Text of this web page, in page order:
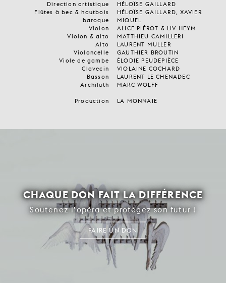
Direction artistique
HÉLOÏSE GAILLARD
Flûtes à bec & hautbois
baroque
HÉLOÏSE GAILLARD, XAVIER
MIQUEL
Violon
ALICE PIÉROT & LIV HEYM
Violon & alto
MATTHIEU CAMILLERI
Alto
LAURENT MULLER
Violoncelle
GAUTHIER BROUTIN
Viole de gambe
ÉLODIE PEUDEPIÈCE
Clavecin
VIOLAINE COCHARD
Basson
LAURENT LE CHENADEC
Archiluth
MARC WOLFF
Production LA MONNAIE
CHAQUE DON FAIT LA DIFFÉRENCE
Soutenez l’opéra et protégez son futur !
FAIRE UN DON